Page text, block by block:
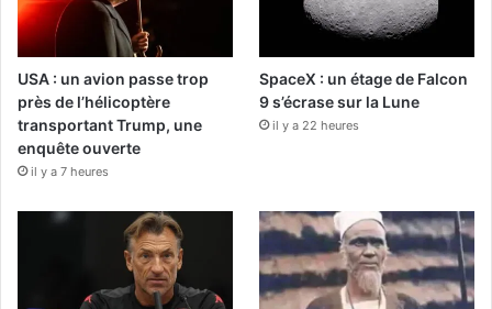
USA : un avion passe trop
près de l’hélicoptère
transportant Trump, une
enquête ouverte
il y a 7 heures
SpaceX : un étage de Falcon
9 s’écrase sur la Lune
il y a 22 heures